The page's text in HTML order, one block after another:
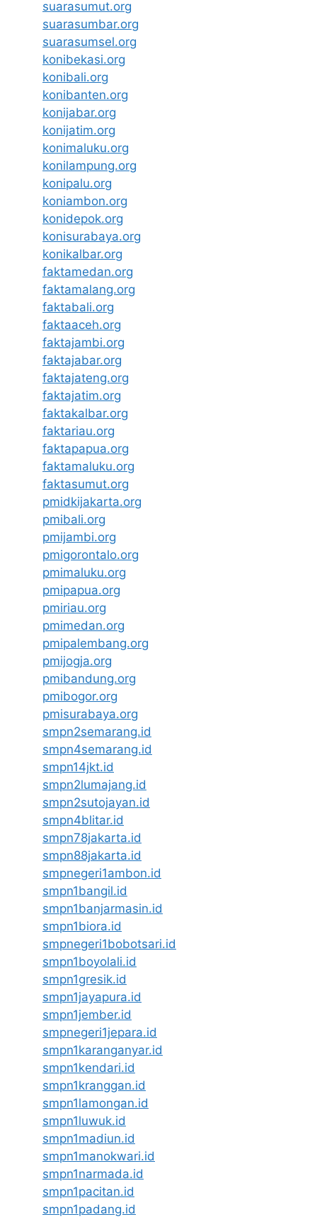
suarasumut.org
suarasumbar.org
suarasumsel.org
konibekasi.org
konibali.org
konibanten.org
konijabar.org
konijatim.org
konimaluku.org
konilampung.org
konipalu.org
koniambon.org
konidepok.org
konisurabaya.org
konikalbar.org
faktamedan.org
faktamalang.org
faktabali.org
faktaaceh.org
faktajambi.org
faktajabar.org
faktajateng.org
faktajatim.org
faktakalbar.org
faktariau.org
faktapapua.org
faktamaluku.org
faktasumut.org
pmidkijakarta.org
pmibali.org
pmijambi.org
pmigorontalo.org
pmimaluku.org
pmipapua.org
pmiriau.org
pmimedan.org
pmipalembang.org
pmijogja.org
pmibandung.org
pmibogor.org
pmisurabaya.org
smpn2semarang.id
smpn4semarang.id
smpn14jkt.id
smpn2lumajang.id
smpn2sutojayan.id
smpn4blitar.id
smpn78jakarta.id
smpn88jakarta.id
smpnegeri1ambon.id
smpn1bangil.id
smpn1banjarmasin.id
smpn1biora.id
smpnegeri1bobotsari.id
smpn1boyolali.id
smpn1gresik.id
smpn1jayapura.id
smpn1jember.id
smpnegeri1jepara.id
smpn1karanganyar.id
smpn1kendari.id
smpn1kranggan.id
smpn1lamongan.id
smpn1luwuk.id
smpn1madiun.id
smpn1manokwari.id
smpn1narmada.id
smpn1pacitan.id
smpn1padang.id